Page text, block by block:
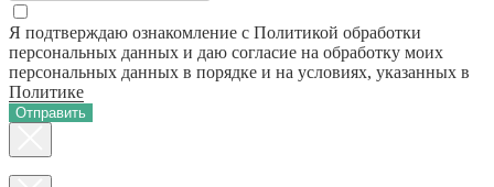
Я подтверждаю ознакомление с Политикой обработки
персональных данных и даю согласие на обработку моих
персональных данных в порядке и на условиях, указанных в
Политике
Отправить